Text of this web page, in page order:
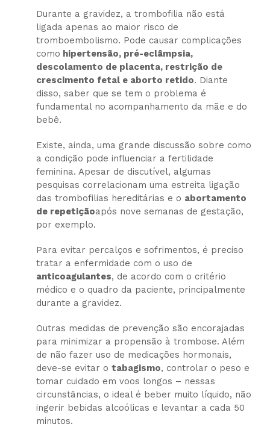
Durante a gravidez, a trombofilia não está
ligada apenas ao maior risco de
tromboembolismo. Pode causar complicações
como hipertensão, pré-eclâmpsia,
descolamento de placenta, restrição de
crescimento fetal e aborto retido. Diante
disso, saber que se tem o problema é
fundamental no acompanhamento da mãe e do
bebê.
Existe, ainda, uma grande discussão sobre como
a condição pode influenciar a fertilidade
feminina. Apesar de discutível, algumas
pesquisas correlacionam uma estreita ligação
das trombofilias hereditárias e o abortamento
de repetiçãoapós nove semanas de gestação,
por exemplo.
Para evitar percalços e sofrimentos, é preciso
tratar a enfermidade com o uso de
anticoagulantes, de acordo com o critério
médico e o quadro da paciente, principalmente
durante a gravidez.
Outras medidas de prevenção são encorajadas
para minimizar a propensão à trombose. Além
de não fazer uso de medicações hormonais,
deve-se evitar o tabagismo, controlar o peso e
tomar cuidado em voos longos – nessas
circunstâncias, o ideal é beber muito líquido, não
ingerir bebidas alcoólicas e levantar a cada 50
minutos.